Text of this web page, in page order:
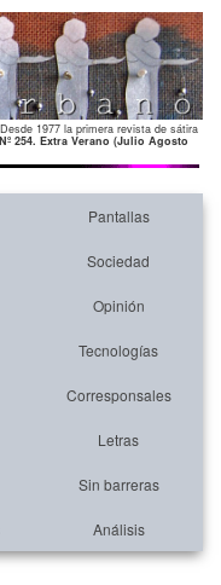
1977 la primera revista de sátira
Nº 254. Extra Verano (Julio Agosto
Pantallas
Sociedad
Opinión
Tecnologías
Corresponsales
Letras
Sin barreras
Análisis